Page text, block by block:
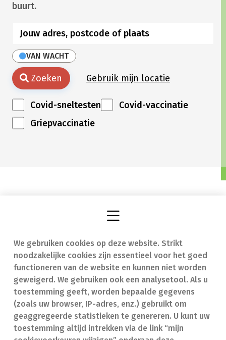
We gebruiken cookies op deze website. Strikt
noodzakelijke cookies zijn essentieel voor het goed
functioneren van de website en kunnen niet worden
geweigerd. We gebruiken ook een analysetool. Als u
toestemming geeft, worden bepaalde gegevens
(zoals uw browser, IP-adres, enz.) gebruikt om
geaggregeerde statistieken te genereren. U kunt uw
toestemming altijd intrekken via de link “mijn
buurt.
VAN WACHT
Zoeken Gebruik mijn locatie
Covid-sneltesten
Covid-vaccinatie
Griepvaccinatie
Vind een apotheek
Onze expertise
Ziekten
Geneesmiddelen
In geval van nood
Contact
Veelgestelde vragen
(FAQ)